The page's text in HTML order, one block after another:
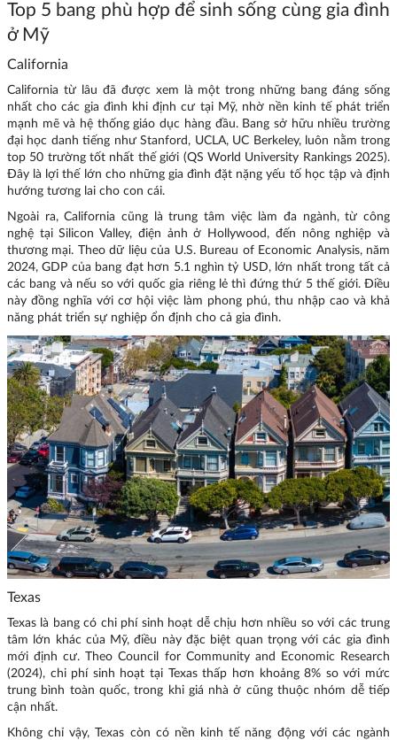
Top 5 bang phù hợp để sinh sống cùng gia đình
ở Mỹ
California
California từ lâu đã được xem là một trong những bang đáng sống
nhất cho các gia đình khi định cư tại Mỹ, nhờ nền kinh tế phát triển
mạnh mẽ và hệ thống giáo dục hàng đầu. Bang sở hữu nhiều trường
đại học danh tiếng như Stanford, UCLA, UC Berkeley, luôn nằm trong
top 50 trường tốt nhất thế giới (QS World University Rankings 2025).
Đây là lợi thế lớn cho những gia đình đặt nặng yếu tố học tập và định
hướng tương lai cho con cái.
Ngoài ra, California cũng là trung tâm việc làm đa ngành, từ công
nghệ tại Silicon Valley, điện ảnh ở Hollywood, đến nông nghiệp và
thương mại. Theo dữ liệu của U.S. Bureau of Economic Analysis, năm
2024, GDP của bang đạt hơn 5.1 nghìn tỷ USD, lớn nhất trong tất cả
các bang và nếu so với quốc gia riêng lẻ thì đứng thứ 5 thế giới. Điều
này đồng nghĩa với cơ hội việc làm phong phú, thu nhập cao và khả
năng phát triển sự nghiệp ổn định cho cả gia đình.
Texas
Texas là bang có chi phí sinh hoạt dễ chịu hơn nhiều so với các trung
tâm lớn khác của Mỹ, điều này đặc biệt quan trọng với các gia đình
mới định cư. Theo Council for Community and Economic Research
(2024), chi phí sinh hoạt tại Texas thấp hơn khoảng 8% so với mức
trung bình toàn quốc, trong khi giá nhà ở cũng thuộc nhóm dễ tiếp
cận nhất.
Không chỉ vậy, Texas còn có nền kinh tế năng động với các ngành